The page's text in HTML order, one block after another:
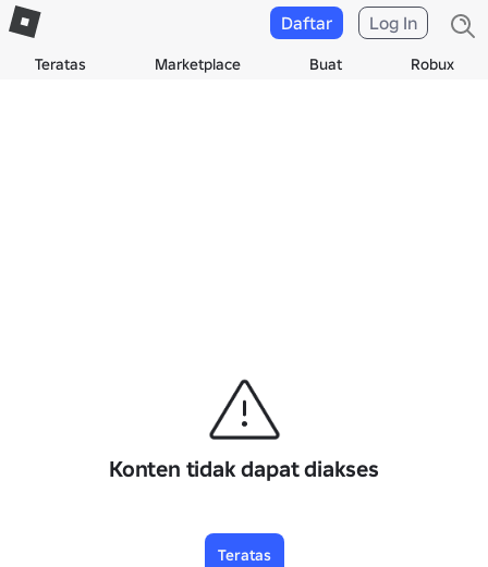
Teratas Marketplace Buat Robux
Daftar Log In
Konten tidak dapat diakses
Teratas